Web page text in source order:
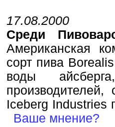
17.08.2000
Среди
Американская
сорт пива
воды
Iceberg Industries
Ваше мнение?